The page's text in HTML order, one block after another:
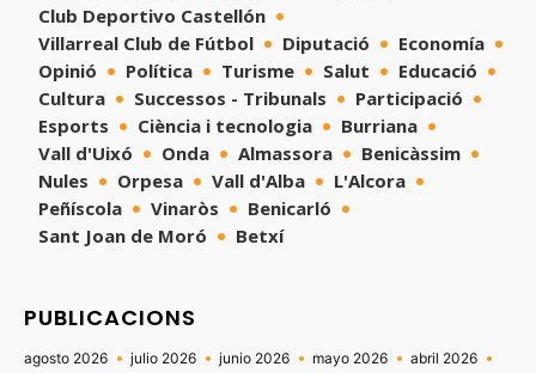
Club Deportivo Castellón
Villarreal Club de Fútbol
Diputació
Economía
Opinió
Política Turisme Salut
Educació
Cultura
Successos - Tribunals
Participació
Esports
Ciència i tecnologia
Burriana
Vall d'Uixó
Onda Almassora
Benicàssim
Nules
Orpesa Vall d'Alba
L'Alcora
Peñíscola
Vinaròs
Benicarló
Sant Joan de Moró
Betxí
PUBLICACIONS
agosto 2026 julio 2026 junio 2026 mayo 2026
abril 2026